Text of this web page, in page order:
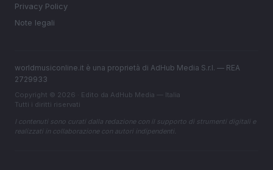
Privacy Policy
Note legali
worldmusiconline.it è una proprietà di AdHub Media S.r.l. — REA
2729933
Copyright © 2026 · Edito da AdHub Media — Italia
Tutti i diritti riservati
I contenuti sono curati dalla redazione con il supporto di strumenti digitali e
realizzati in collaborazione con autori indipendenti.